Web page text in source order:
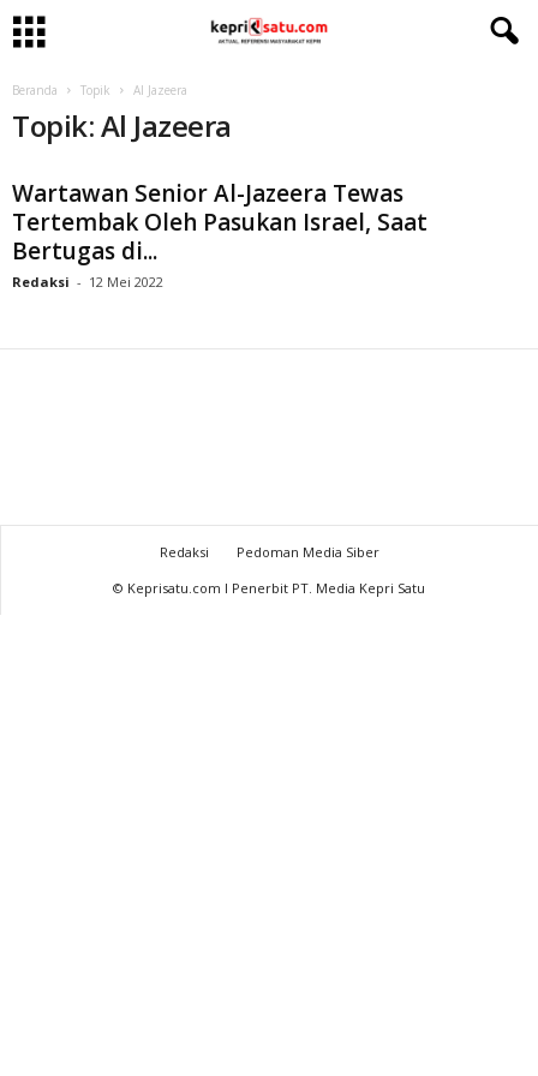
Beranda Topik Al Jazeera
Topik: Al Jazeera
Wartawan Senior Al-Jazeera Tewas
Tertembak Oleh Pasukan Israel, Saat
Bertugas di...
Redaksi - 12 Mei 2022
Redaksi
Pedoman Media Siber
© Keprisatu.com I Penerbit PT. Media Kepri Satu